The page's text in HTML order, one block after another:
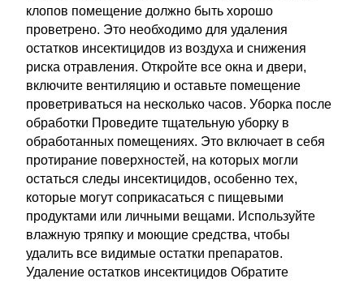
клопов помещение должно быть хорошо
проветрено. Это необходимо для удаления
остатков инсектицидов из воздуха и снижения
риска отравления. Откройте все окна и двери,
включите вентиляцию и оставьте помещение
проветриваться на несколько часов. Уборка после
обработки Проведите тщательную уборку в
обработанных помещениях. Это включает в себя
протирание поверхностей, на которых могли
остаться следы инсектицидов, особенно тех,
которые могут соприкасаться с пищевыми
продуктами или личными вещами. Используйте
влажную тряпку и моющие средства, чтобы
удалить все видимые остатки препаратов.
Удаление остатков инсектицидов Обратите